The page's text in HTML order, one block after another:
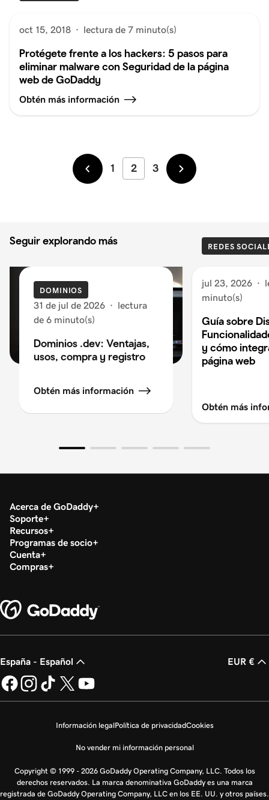
oct 15, 2018 · lectura de 7 minuto(s)
Protégete frente a los hackers: 5 pasos para
eliminar malware con Seguridad de la página
web de GoDaddy
Obtén más información
Más
1 2 3
Más
Seguir explorando más
DOMINIOS
31 de jul de 2026 · lectura
de 6 minuto(s)
Dominios .dev: Ventajas,
usos, compra y registro
Obtén más información
REDES
jul 23, 2026 ·
minuto(s)
Guía sobre
y cómo
página web
Obtén más
Acerca de GoDaddy
Soporte
Recursos
Programas de socio
Cuenta
Compras
España - Español EUR €
Información legalPolítica de privacidadCookies
No vender mi información personal
Copyright © 1999 - 2026 GoDaddy Operating Company, LLC. Todos los
derechos reservados. La marca denominativa GoDaddy es una marca
registrada de GoDaddy Operating Company, LLC en los EE. UU. y otros países.